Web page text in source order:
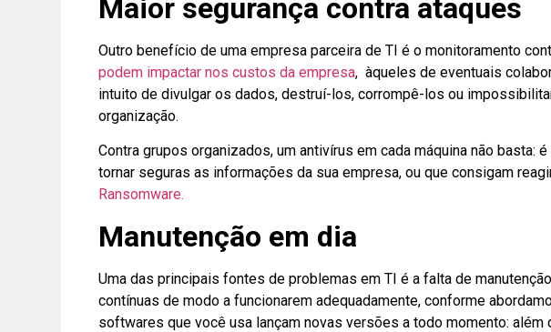
Maior segurança contra ataques
Outro benefício de uma empresa parceira de TI é o monitoramento
podem impactar nos custos da empresa, àqueles de eventuais
intuito de divulgar os dados, destruí-los, corrompê-los ou
organização.
Contra grupos organizados, um antivírus em cada máquina não
tornar seguras as informações da sua empresa, ou que consigam
Ransomware.
Manutenção em dia
Uma das principais fontes de problemas em TI é a falta de
contínuas de modo a funcionarem adequadamente, conforme
softwares que você usa lançam novas versões a todo momento: